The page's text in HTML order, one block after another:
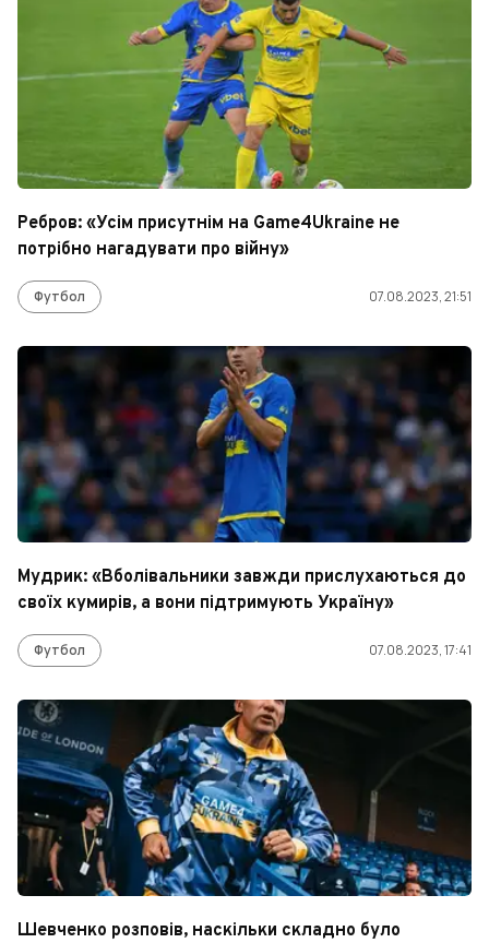
Ребров: «Усім присутнім на Game4Ukraine не
потрібно нагадувати про війну»
Футбол 07.08.2023, 21:51
Мудрик: «Вболівальники завжди прислухаються до
своїх кумирів, а вони підтримують Україну»
Футбол 07.08.2023, 17:41
Шевченко розповів, наскільки складно було